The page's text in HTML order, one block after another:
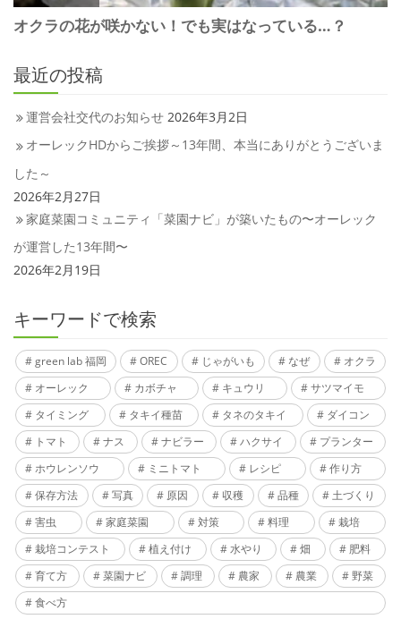
最近の投稿
運営会社交代のお知らせ 2026年3月2日
オーレックHDからご挨拶～13年間、本当にありがとうございま
した～
2026年2月27日
家庭菜園コミュニティ「菜園ナビ」が築いたもの〜オーレック
が運営した13年間〜
2026年2月19日
キーワードで検索
green lab 福岡 OREC じゃがいも なぜ
オクラ
オーレック
カボチャ キュウリ
サツマイモ
タイミング
タキイ種苗 タネのタキイ
ダイコン
トマト
ナス ナビラー ハクサイ
プランター
ホウレンソウ
ミニトマト レシピ
作り方
保存方法
写真 原因 収穫 品種
土づくり
害虫
家庭菜園 対策 料理
栽培
栽培コンテスト
植え付け 水やり 畑
肥料
育て方
菜園ナビ 調理 農家 農業
野菜
食べ方